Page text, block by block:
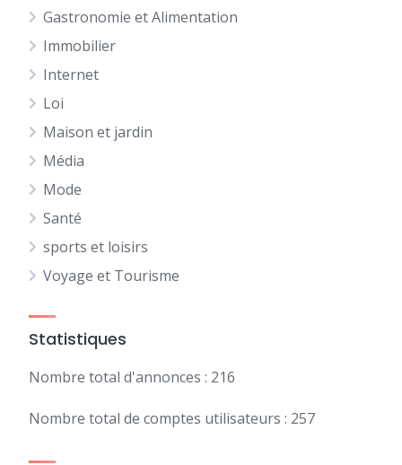
Gastronomie et Alimentation
Immobilier
Internet
Loi
Maison et jardin
Média
Mode
Santé
sports et loisirs
Voyage et Tourisme
Statistiques
Nombre total d'annonces : 216
Nombre total de comptes utilisateurs : 257